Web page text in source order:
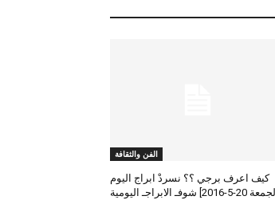
الفن والثقافة
كيف اعرف برجي ؟؟ نسردْ ابراج اليوم
[الجمعة 20-5-2016] شوفـ الابراجـ اليومية